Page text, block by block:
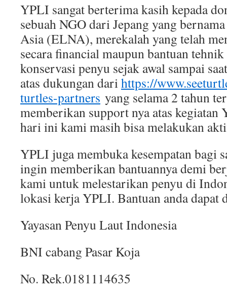
YPLI sangat berterima kasih kepada
sebuah NGO dari Jepang yang
Asia (ELNA), merekalah yang telah
secara financial maupun bantuan
konservasi penyu sejak awal sampai
atas dukungan darihttps://
turtles-partners yang selama 2 tahun
memberikan support nya atas kegiatan
hari ini kami masih bisa melakukan
YPLI juga membuka kesempatan bagi
ingin memberikan bantuannya demi
kami untuk melestarikan penyu di
lokasi kerja YPLI. Bantuan anda dapat
Yayasan Penyu Laut Indonesia
BNI cabang Pasar Koja
No. Rek.0181114635